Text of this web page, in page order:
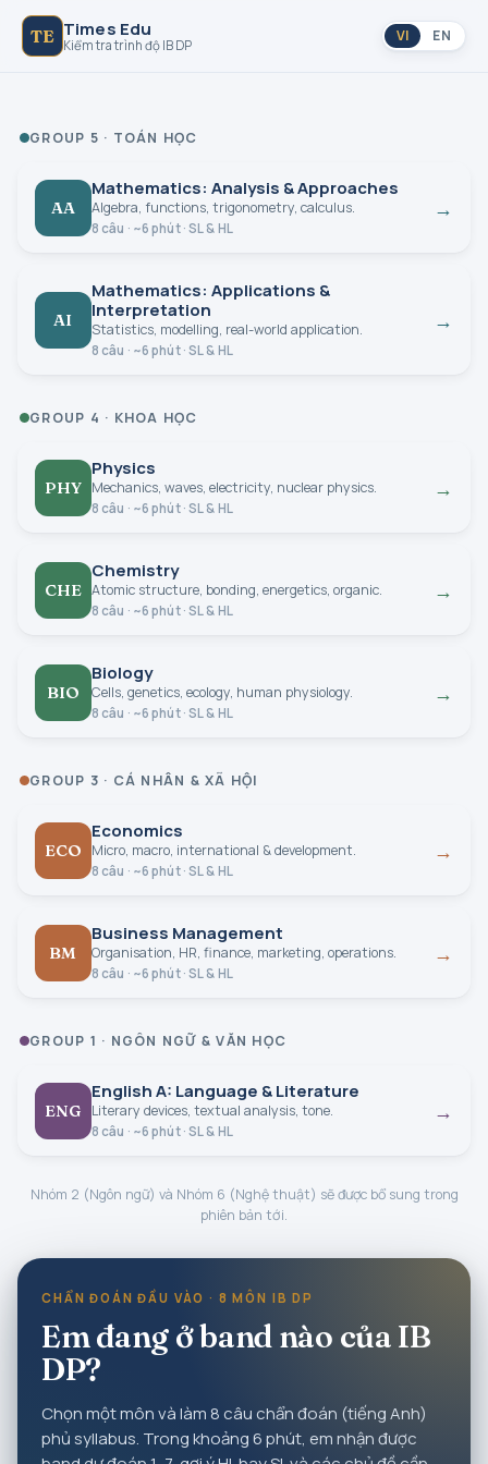
TE Times Edu
Kiểm tra trình độ IB DP
VI EN
GROUP 5 · TOÁN HỌC
AA
Mathematics: Analysis & Approaches
Algebra, functions, trigonometry, calculus.
8 câu · ~6 phút · SL & HL
→
AI
Mathematics: Applications &
Interpretation
Statistics, modelling, real-world application.
8 câu · ~6 phút · SL & HL
→
GROUP 4 · KHOA HỌC
PHY
Physics
Mechanics, waves, electricity, nuclear physics.
8 câu · ~6 phút · SL & HL
→
CHE
Chemistry
Atomic structure, bonding, energetics, organic.
8 câu · ~6 phút · SL & HL
→
BIO
Biology
Cells, genetics, ecology, human physiology.
8 câu · ~6 phút · SL & HL
→
GROUP 3 · CÁ NHÂN & XÃ HỘI
ECO
Economics
Micro, macro, international & development.
8 câu · ~6 phút · SL & HL
→
BM
Business Management
Organisation, HR, finance, marketing, operations.
8 câu · ~6 phút · SL & HL
→
GROUP 1 · NGÔN NGỮ & VĂN HỌC
ENG
English A: Language & Literature
Literary devices, textual analysis, tone.
8 câu · ~6 phút · SL & HL
→
Nhóm 2 (Ngôn ngữ) và Nhóm 6 (Nghệ thuật) sẽ được bổ sung trong
phiên bản tới.
CHẨN ĐOÁN ĐẦU VÀO · 8 MÔN IB DP
Em đang ở band nào của IB
DP?
Chọn một môn và làm 8 câu chẩn đoán (tiếng Anh)
phủ syllabus. Trong khoảng 6 phút, em nhận được